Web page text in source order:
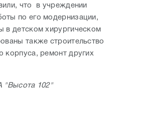
что в учреждении
по его модернизации,
в детском хирургическом
также строительство
корпуса, ремонт других
"Высота 102"